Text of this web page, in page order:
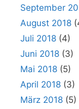
September
August 2018
Juli 2018 (4)
Juni 2018 (3)
Mai 2018 (5)
April 2018 (3)
März 2018 (5)